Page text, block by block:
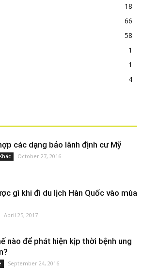
18
66
58
1
1
4
các dạng bảo lãnh định cư Mỹ
October 27, 2016
gì khi đi du lịch Hàn Quốc vào mùa
April 25, 2017
nào để phát hiện kịp thời bệnh ung
September 24, 2016